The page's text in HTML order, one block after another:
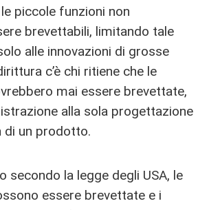
piccole funzioni non
brevettabili, limitando tale
alle innovazioni di grosse
c’è chi ritiene che le
mai essere brevettate,
alla sola progettazione
di un prodotto.
secondo la legge degli USA, le
essere brevettate e i